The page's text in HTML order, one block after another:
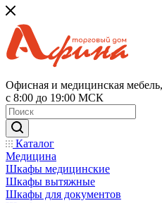
Офисная и медицинская
с 8:00 до 19:00 МСК
Каталог
Медицина
Шкафы медицинские
Шкафы вытяжные
Шкафы для документов